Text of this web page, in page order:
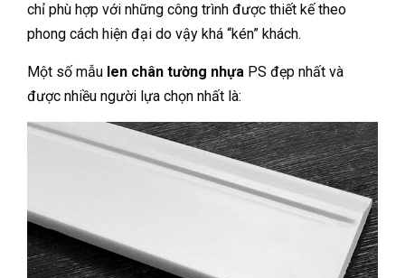
chỉ phù hợp với những công trình được thiết kế theo
phong cách hiện đại do vậy khá “kén” khách.
Một số mẫu len chân tường nhựa PS đẹp nhất và
được nhiều người lựa chọn nhất là: